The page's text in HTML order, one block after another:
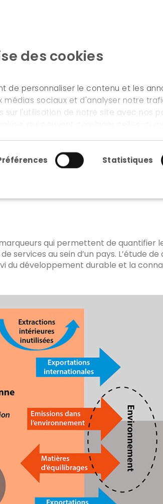
des cookies
de personnaliser le contenu et les
sociaux et d'analyser notre
sur l'utilisation de notre site avec nos
Statistiques
de matières
qui permettent de quantifier
services au sein d’un pays. L’étude
du développement durable et la